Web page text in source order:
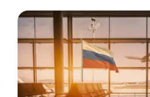
Medya
kariyer